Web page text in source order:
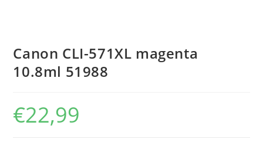
Canon CLI-571XL magenta
10.8ml 51988
€22,99